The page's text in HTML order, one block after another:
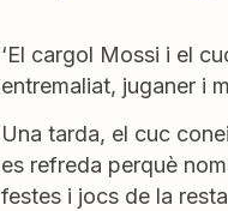
‘El cargol Mossi i el
entremaliat, juganer i
Una tarda, el cuc
es refreda perquè
festes i jocs de la